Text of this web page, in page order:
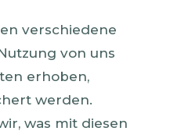
verschiedene
von uns
erhoben,
werden.
was mit diesen